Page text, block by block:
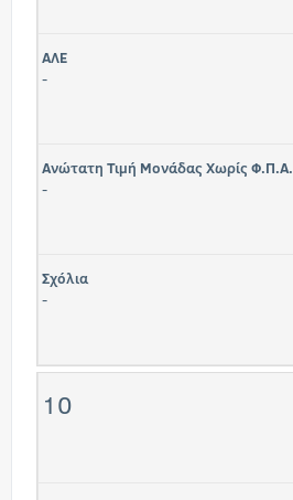
ΑΛΕ
-
Ανώτατη Τιμή Μονάδας Χωρίς Φ.Π.Α.
-
Σχόλια
-
10